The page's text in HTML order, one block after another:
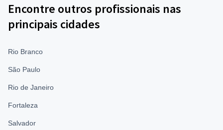
Encontre outros profissionais nas
principais cidades
Rio Branco
São Paulo
Rio de Janeiro
Fortaleza
Salvador